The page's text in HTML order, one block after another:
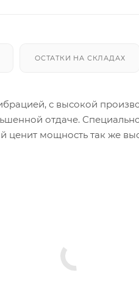
ОСТАТКИ НА СКЛАДАХ
с высокой
отдаче.
ценит мощность так же